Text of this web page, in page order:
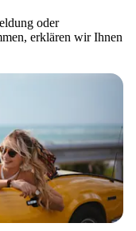
oder
erklären wir Ihnen